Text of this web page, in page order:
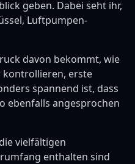
geben. Dabei seht ihr,
Luftpumpen-
davon bekommt, wie
kontrollieren, erste
spannend ist, dass
ebenfalls angesprochen
vielfältigen
enthalten sind